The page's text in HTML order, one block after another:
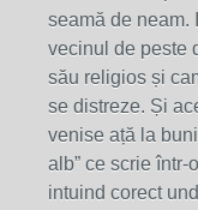
seamă de neam.
vecinul de peste
său religios și
se distreze. Și
venise ață la
alb” ce scrie într-
intuind corect